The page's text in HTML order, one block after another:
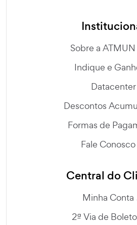
Sobre a
Indique e
Datacenter
Descontos
Formas de
Fale Conosco
Central do
Minha Conta
2ª Via de